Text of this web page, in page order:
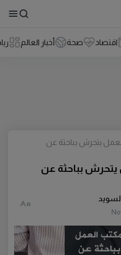
اقتصاد صحة أخبار العالم
بباحثة عن
يتحرش بباحثة عن